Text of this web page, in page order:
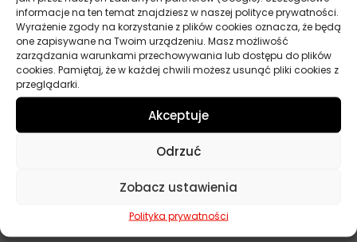
informacje na ten temat znajdziesz w naszej polityce prywatności.
Wyrażenie zgody na korzystanie z plików cookies oznacza, że będą
one zapisywane na Twoim urządzeniu. Masz możliwość
zarządzania warunkami przechowywania lub dostępu do plików
cookies. Pamiętaj, że w każdej chwili możesz usunąć pliki cookies z
przeglądarki.
Akceptuje
Odrzuć
Zobacz ustawienia
Polityka prywatności
Parametry techniczne
Producent
Na razie nie ma opinii o produkcie.